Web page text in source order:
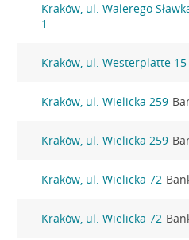
Kraków, ul. Walerego
1
Kraków, ul. Westerplatte 15
Kraków, ul. Wielicka 259
Kraków, ul. Wielicka 259
Kraków, ul. Wielicka 72
Kraków, ul. Wielicka 72